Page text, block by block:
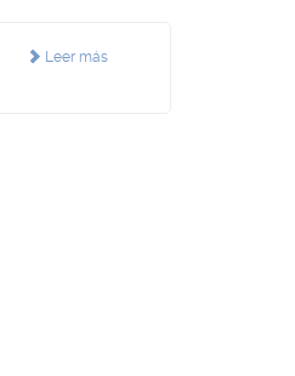
Leer más